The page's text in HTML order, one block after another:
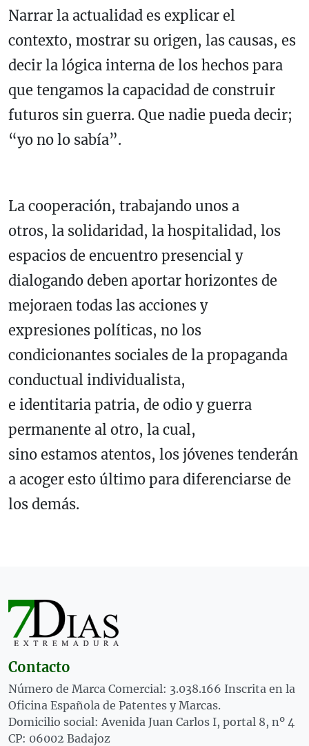
Narrar la actualidad es explicar el
contexto, mostrar su origen, las causas, es
decir la lógica interna de los hechos para
que tengamos la capacidad de construir
futuros sin guerra. Que nadie pueda decir;
“yo no lo sabía”.
La cooperación, trabajando unos a
otros, la solidaridad, la hospitalidad, los
espacios de encuentro presencial y
dialogando deben aportar horizontes de
mejoraen todas las acciones y
expresiones políticas, no los
condicionantes sociales de la propaganda
conductual individualista,
e identitaria patria, de odio y guerra
permanente al otro, la cual,
sino estamos atentos, los jóvenes tenderán
a acoger esto último para diferenciarse de
los demás.
Contacto
Número de Marca Comercial: 3.038.166 Inscrita en la
Oficina Española de Patentes y Marcas.
Domicilio social: Avenida Juan Carlos I, portal 8, nº 4
CP: 06002 Badajoz